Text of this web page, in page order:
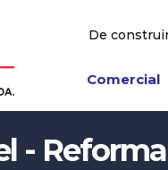
De
Comercial
-